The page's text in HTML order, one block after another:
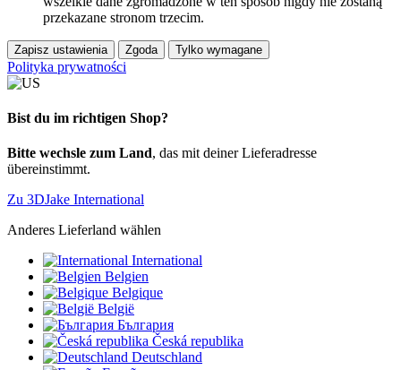
przekazane stronom trzecim.
Zapisz ustawienia Zgoda Tylko wymagane
Polityka prywatności
Bist du im richtigen Shop?
Bitte wechsle zum Land, das mit deiner Lieferadresse
übereinstimmt.
Zu 3DJake International
Anderes Lieferland wählen
International
Belgien
Belgique
België
България
Česká republika
Deutschland